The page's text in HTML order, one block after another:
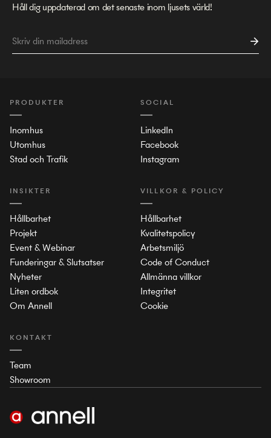
Håll dig uppdaterad om det senaste inom ljusets värld!
PRODUKTER
Inomhus
Utomhus
Stad och Trafik
INSIKTER
Hållbarhet
Projekt
Event & Webinar
Funderingar & Slutsatser
Nyheter
Liten ordbok
Om Annell
KONTAKT
Team
Showroom
SOCIAL
LinkedIn
Facebook
Instagram
VILLKOR & POLICY
Hållbarhet
Kvalitetspolicy
Arbetsmiljö
Code of Conduct
Allmänna villkor
Integritet
Cookie